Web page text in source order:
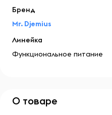
Бренд
Mr. Djemius
Линейка
Функциональное питание
О товаре